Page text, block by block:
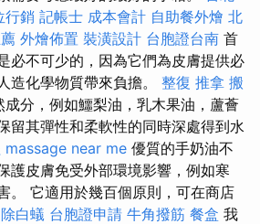
行銷 記帳士 成本會計 自助餐外燴 北
外燴佈置 裝潢設計 台胞證台南 首
必不可少的，因為它們為皮膚提供必
造化學物質帶來負擔。 整復 推拿 搬
成分，例如鱷梨油，乳木果油，蘆薈
留其彈性和柔軟性的同時深處得到水
massage near me 優質的手奶油不
護皮膚免受外部環境影響，例如寒
。 它適用於幾百個原則，可在商店
除白蟻 台胞證申請 牛角撥筋 餐盒 我